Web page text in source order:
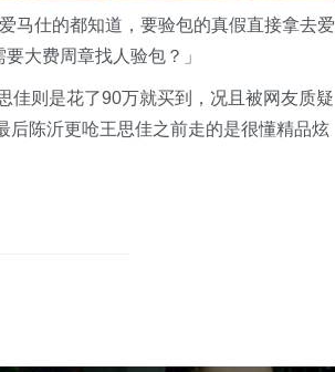
马仕的都知道，要验包的真假直接拿去爱
大费周章找人验包？」
佳则是花了90万就买到，况且被网友质疑
后陈沂更呛王思佳之前走的是很懂精品炫